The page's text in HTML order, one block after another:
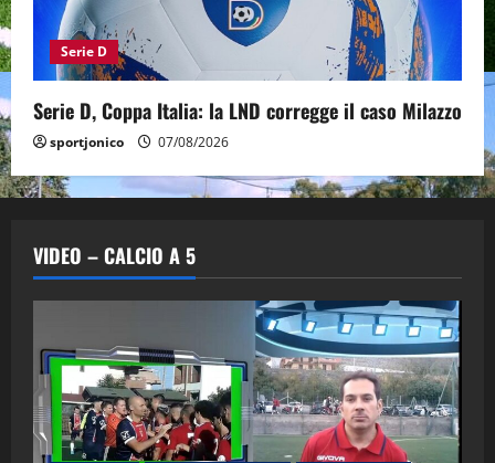
Serie D
Serie D, Coppa Italia: la LND corregge il caso Milazzo
sportjonico 07/08/2026
VIDEO – CALCIO A 5